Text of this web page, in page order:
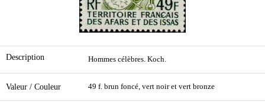
Description Hommes célèbres. Koch.
Valeur / Couleur 49 f. brun foncé, vert noir et vert bronze